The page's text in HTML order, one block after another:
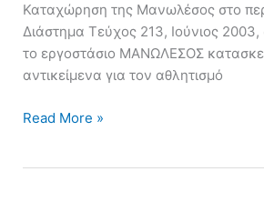
Καταχώρηση της Μανωλέσος στο
Διάστημα Τεύχος 213, Ιούνιος
το εργοστάσιο ΜΑΝΩΛΕΣΟΣ
αντικείμενα για τον αθλητισμό
Read More »